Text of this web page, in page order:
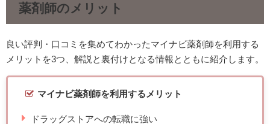
薬剤師のメリット
良い評判・口コミを集めてわかったマイナビ薬剤師を利用する
メリットを3つ、解説と裏付けとなる情報とともに紹介します。
マイナビ薬剤師を利用するメリット
ドラッグストアへの転職に強い